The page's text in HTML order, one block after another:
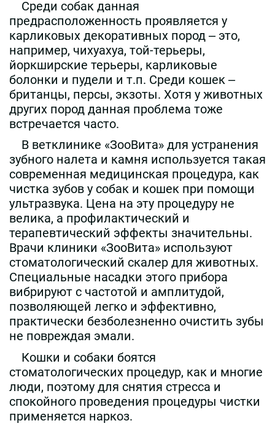
Среди собак данная
предрасположенность проявляется у
карликовых декоративных пород – это,
например, чихуахуа, той-терьеры,
йоркширские терьеры, карликовые
болонки и пудели и т.п. Среди кошек –
британцы, персы, экзоты. Хотя у животных
других пород данная проблема тоже
встречается часто.
В ветклинике «ЗооВита» для устранения
зубного налета и камня используется такая
современная медицинская процедура, как
чистка зубов у собак и кошек при помощи
ультразвука. Цена на эту процедуру не
велика, а профилактический и
терапевтический эффекты значительны.
Врачи клиники «ЗооВита» используют
стоматологический скалер для животных.
Специальные насадки этого прибора
вибрируют с частотой и амплитудой,
позволяющей легко и эффективно,
практически безболезненно очистить зубы
не повреждая эмали.
Кошки и собаки боятся
стоматологических процедур, как и многие
люди, поэтому для снятия стресса и
спокойного проведения процедуры чистки
применяется наркоз.